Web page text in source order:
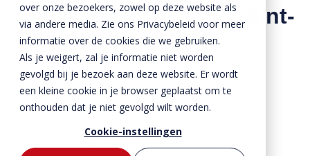
over onze bezoekers, zowel op deze website als
via andere media. Zie ons Privacybeleid voor meer
informatie over de cookies die we gebruiken.
Als je weigert, zal je informatie niet worden
gevolgd bij je bezoek aan deze website. Er wordt
een kleine cookie in je browser geplaatst om te
onthouden dat je niet gevolgd wilt worden.
Cookie-instellingen
Enkelkerende keerwanden
Dubbelkerende keerwanden
Zwaarbelastbare keerwanden
Zwaluwwanden
Bloktraptreden
Oplossingen
Infra & Openbare ruimte
Sport & Recreatie
Op- en overslag
Waterkeringen
BTE Groep
Onze verhalen
Over ons
Oeverzwaluwwand in Sint-
Oedenrode